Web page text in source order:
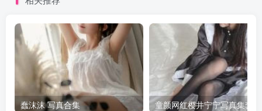
蠢沫沫 写真合集 童颜网红樱井宁宁写真集套图